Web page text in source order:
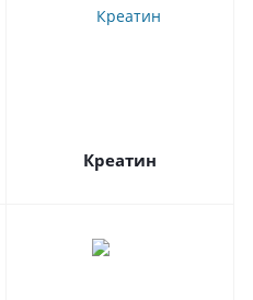
Креатин